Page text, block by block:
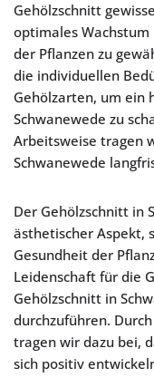
Gehölzschnitt
optimales Wachstum
der Pflanzen zu
die individuellen
Gehölzarten, um ein
Schwanewede zu
Arbeitsweise tragen
Schwanewede
Der Gehölzschnitt in
ästhetischer Aspekt,
Gesundheit der
Leidenschaft für die
Gehölzschnitt in
durchzuführen.
tragen wir dazu bei,
sich positiv